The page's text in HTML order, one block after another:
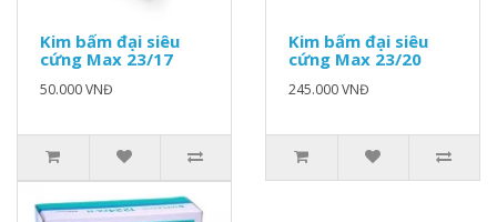
Kim bấm đại siêu
cứng Max 23/17
50.000 VNĐ
Kim bấm đại siêu
cứng Max 23/20
245.000 VNĐ